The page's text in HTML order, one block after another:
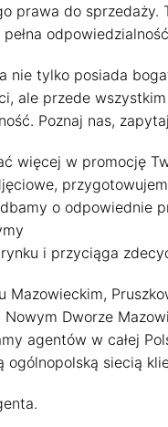
prawa do sprzedaży.
nie tylko posiada
ale przede
Poznaj nas,
więcej w promocję
o odpowiednie
i przyciąga
Mazowieckim,
Dworze
agentów w całej
ogólnopolską siecią